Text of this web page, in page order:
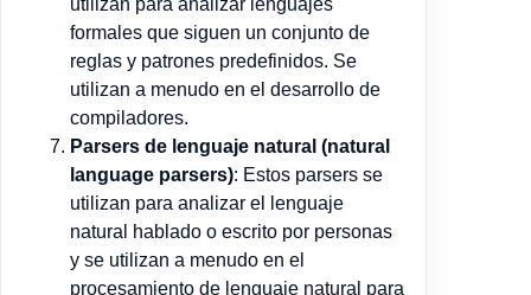
formales que siguen un conjunto de
reglas y patrones predefinidos. Se
utilizan a menudo en el desarrollo de
compiladores.
Parsers de lenguaje natural (natural
language parsers): Estos parsers se
utilizan para analizar el lenguaje
natural hablado o escrito por personas
y se utilizan a menudo en el
procesamiento de lenguaje natural para